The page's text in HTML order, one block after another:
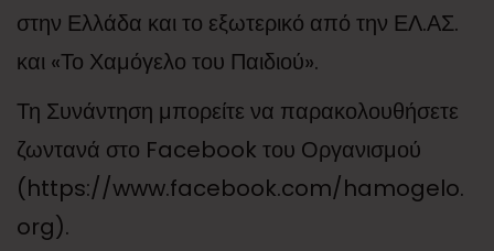
στην Ελλάδα και το εξωτερικό από την ΕΛ.ΑΣ.
και «Το Χαμόγελο του Παιδιού».
Τη Συνάντηση μπορείτε να παρακολουθήσετε
ζωντανά στο Facebook του Οργανισμού
(https://www.facebook.com/hamogelo.
org).